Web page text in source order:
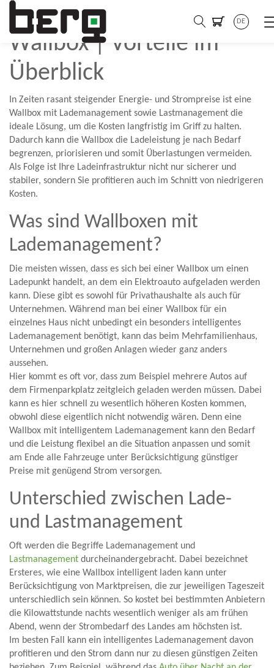
DE
Lademanagement
Wallbox | Vorteile im
Überblick
In Zeiten rasant steigender Energie- und Strompreise ist eine
Wallbox mit Lademanagement sowie Lastmanagement die
ideale Lösung, um die Kosten langfristig im Griff zu halten.
Dadurch kann die Wallbox die Ladeleistung je nach Bedarf
begrenzen, priorisieren und somit Überlastungen vermeiden.
Als Folge ist Ihre Ladeinfrastruktur nicht nur sicherer und
stabiler, sondern Sie profitieren auch im Schnitt von niedrigeren
Kosten.
Was sind Wallboxen mit
Lademanagement?
Die meisten wissen, dass es sich bei einer Wallbox um einen
Ladepunkt handelt, an dem ein Elektroauto aufgeladen werden
kann. Diese gibt es sowohl für Privathaushalte als auch für
Unternehmen. Während man bei einer Wallbox für ein
einzelnes Haus nicht unbedingt ein besonders intelligentes
Lademanagement benötigt, kann das beim Mehrfamilienhaus,
Unternehmen und großen Anlagen wieder ganz anders
aussehen.
Hier kommt es oft vor, dass zum Beispiel mehrere Autos auf
dem Firmenparkplatz zeitgleich geladen werden müssen. Dabei
kann es hier schnell zu wesentlich höheren Kosten kommen,
obwohl diese eigentlich nicht notwendig wären. Denn eine
Wallbox mit intelligentem Lademanagement kann den Bedarf
und die Leistung flexibel an die Situation anpassen und somit
am Ende alle Fahrzeuge unter Berücksichtigung günstiger
Preise mit genügend Strom versorgen.
Unterschied zwischen Lade-
und Lastmanagement
Oft werden die Begriffe Lademanagement und
Lastmanagement durcheinandergebracht. Dabei bezeichnet
Ersteres, wie eine Wallbox intelligent laden kann unter
Berücksichtigung von Marktpreisen, die zur jeweiligen Tageszeit
unterschiedlich sein können. So kostet bei bestimmten Anbietern
die Kilowattstunde nachts wesentlich weniger als am frühen
Abend, wenn der Strombedarf des Landes am höchsten ist.
Im besten Fall kann ein intelligentes Lademanagement davon
profitieren und den Strom dann nur zu diesen günstigen Zeiten